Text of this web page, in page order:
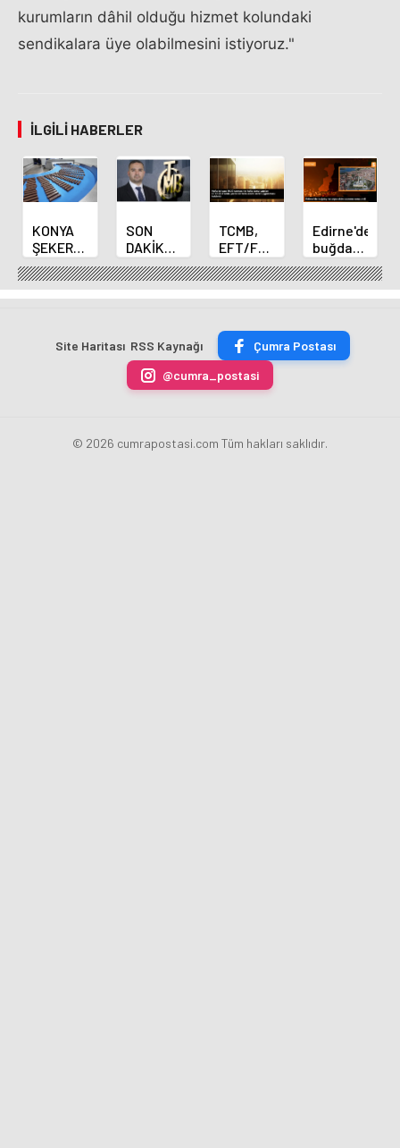
kurumların dâhil olduğu hizmet kolundaki
sendikalara üye olabilmesini istiyoruz."
İLGILI HABERLER
KONYA
ŞEKER
YILLIK 7
BİN 500
TON
ÜRETİLECEK
SON
DAKİKA
HABERİ:
Yeni
Merkez
Fatih
Karahan
oldu
TCMB,
EFT/FAST
işlemleri
için
fazla
uygulamasını
kaldırdı
Edirne'de
buğday
ve arpa
ekim
sezonu
erdi
Site Haritası RSS Kaynağı
Çumra Postası
@cumra_postasi
© 2026 cumrapostasi.com Tüm hakları saklıdır.